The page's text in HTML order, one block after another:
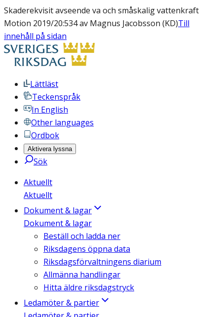
Skaderekvisit avseende va och småskalig vattenkraft
Motion 2019/20:534 av Magnus Jacobsson (KD)Till
innehåll på sidan
Lättläst
Teckenspråk
In English
Other languages
Ordbok
Aktivera lyssna
Sök
Aktuellt
Aktuellt
Dokument & lagar
Dokument & lagar
Beställ och ladda ner
Riksdagens öppna data
Riksdagsförvaltningens diarium
Allmänna handlingar
Hitta äldre riksdagstryck
Ledamöter & partier